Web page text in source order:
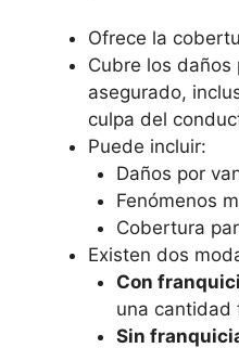
Ofrece la
Cubre los daños
asegurado,
culpa del
Puede incluir:
Daños por
Fenómenos
Cobertura
Existen dos
Con
una cantidad
Sin